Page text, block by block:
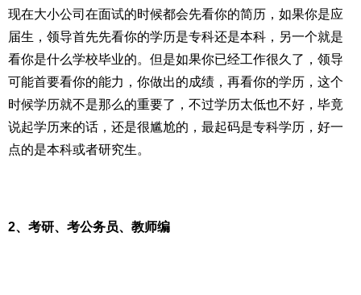
现在大小公司在面试的时候都会先看你的简历，如果你是应
届生，领导首先先看你的学历是专科还是本科，另一个就是
看你是什么学校毕业的。但是如果你已经工作很久了，领导
可能首要看你的能力，你做出的成绩，再看你的学历，这个
时候学历就不是那么的重要了，不过学历太低也不好，毕竟
说起学历来的话，还是很尴尬的，最起码是专科学历，好一
点的是本科或者研究生。
2、考研、考公务员、教师编